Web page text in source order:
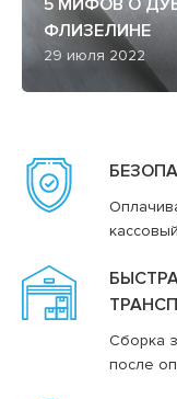
ФЛИЗЕЛИНЕ
29 июля 2022
Сборка
после